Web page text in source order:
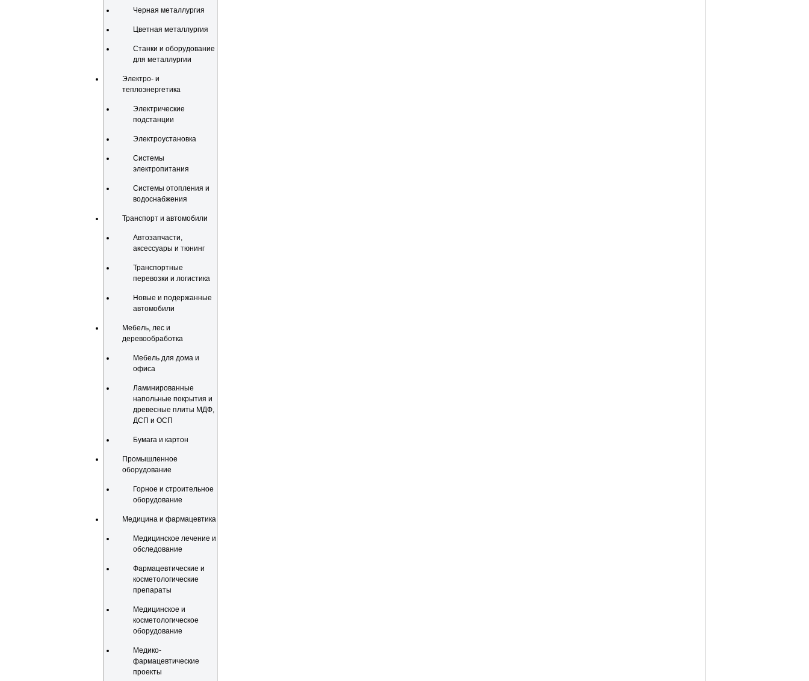
Черная металлургия
Цветная металлургия
Станки и оборудование
для металлургии
Электро- и
теплоэнергетика
Электрические
подстанции
Электроустановка
Системы
электропитания
Системы отопления и
водоснабжения
Транспорт и автомобили
Автозапчасти,
аксессуары и тюнинг
Транспортные
перевозки и логистика
Новые и подержанные
автомобили
Мебель, лес и
деревообработка
Мебель для дома и
офиса
Ламинированные
напольные покрытия и
древесные плиты МДФ,
ДСП и ОСП
Бумага и картон
Промышленное
оборудование
Горное и строительное
оборудование
Медицина и фармацевтика
Медицинское лечение и
обследование
Фармацевтические и
косметологические
препараты
Медицинское и
косметологическое
оборудование
Медико-
фармацевтические
проекты